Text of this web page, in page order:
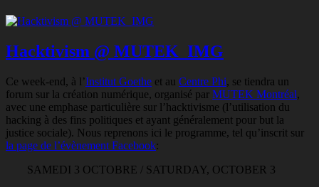
Hacktivism @ MUTEK_IMG
Ce week-end, à l’Institut Goethe et au Centre Phi, se tiendra un
forum sur la création numérique, organisé par MUTEK Montréal,
avec une emphase particulière sur l’hacktivisme (l’utilisation du
hacking à des fins politiques et ayant généralement pour but la
justice sociale). Nous reprenons ici le programme, tel qu’inscrit sur
la page de l’évènement Facebook:
SAMEDI 3 OCTOBRE / SATURDAY, OCTOBER 3